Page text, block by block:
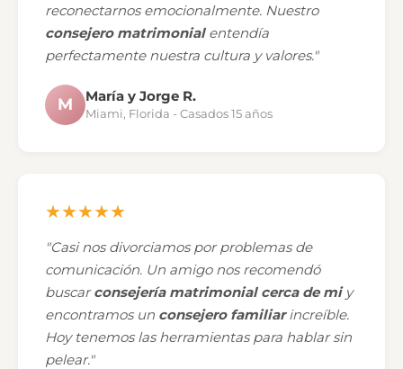
reconectarnos emocionalmente. Nuestro
consejero matrimonialentendía
perfectamente nuestra cultura y valores."
M María y Jorge R.
Miami, Florida - Casados 15 años
★★★★★
"Casi nos divorciamos por problemas de
comunicación. Un amigo nos recomendó
buscarconsejería matrimonial cerca de miy
encontramos un consejero familiarincreíble.
Hoy tenemos las herramientas para hablar sin
pelear."